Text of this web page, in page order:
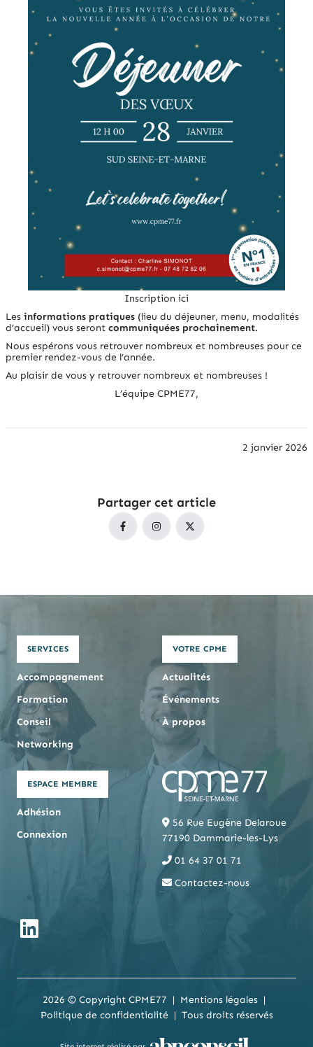
Inscription ici
Les informations pratiques (lieu du déjeuner, menu, modalités
d’accueil) vous seront communiquées prochainement.
Nous espérons vous retrouver nombreux et nombreuses pour ce
premier rendez-vous de l’année.
Au plaisir de vous y retrouver nombreux et nombreuses !
L’équipe CPME77,
2 janvier 2026
Partager cet article
SERVICES
Accompagnement
Formation
Conseil
Networking
VOTRE CPME
Actualités
Événements
À propos
ESPACE MEMBRE
Adhésion
Connexion
56 Rue Eugène Delaroue
77190 Dammarie-les-Lys
01 64 37 01 71
Contactez-nous
2026 © Copyright CPME77
Mentions légales
Politique de confidentialité
Tous droits réservés